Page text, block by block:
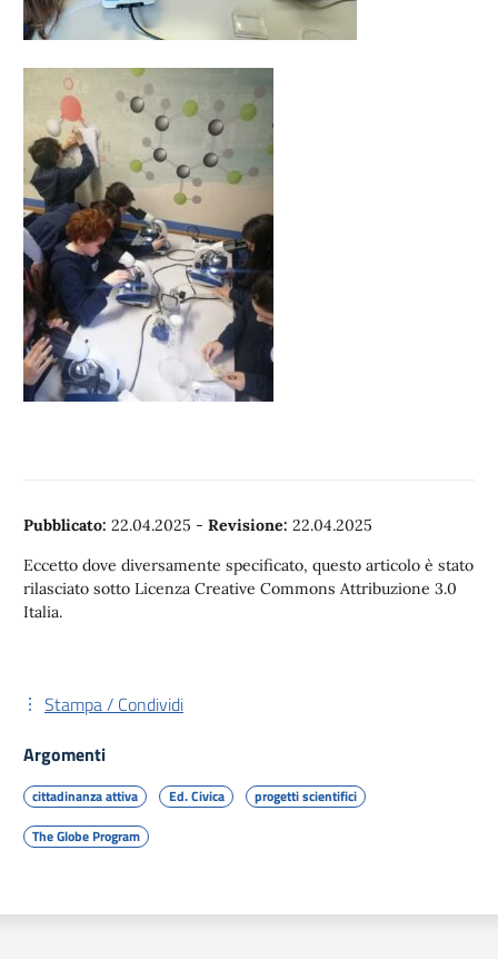
Pubblicato: 22.04.2025 - Revisione: 22.04.2025
Eccetto dove diversamente specificato, questo articolo è stato
rilasciato sotto Licenza Creative Commons Attribuzione 3.0
Italia.
Stampa / Condividi
Argomenti
cittadinanza attiva Ed. Civica
progetti scientifici
The Globe Program